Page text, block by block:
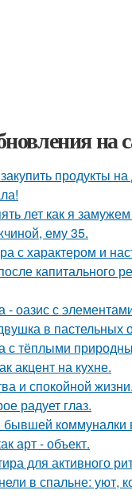
на
продукты на
лет как я
ему 35.
с характером и
капитального
- оазис с
в пастельных
с тёплыми
акцент на кухне.
и спокойной жизни.
радует глаз.
бывшей коммуналки
арт - объект.
для активного
в спальне: уют,